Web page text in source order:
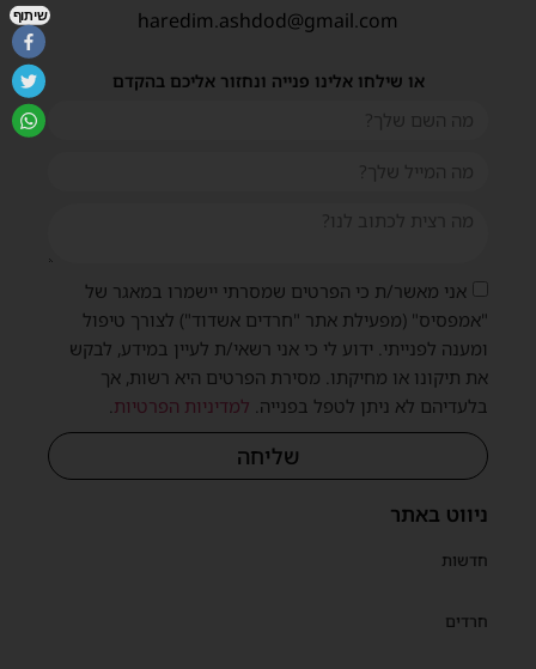
ניווט באתר
חדשות
חרדים
haredim.ashdod@gmail.com
או שילחו אלינו פנייה ונחזור אליכם בהקדם
אני מאשר/ת כי הפרטים שמסרתי יישמרו במאגר של
"אמפסיס" (מפעילת אתר "חרדים אשדוד") לצורך טיפול
ומענה לפנייתי. ידוע לי כי אני רשאי/ת לעיין במידע, לבקש
את תיקונו או מחיקתו. מסירת הפרטים היא רשות, אך
בלעדיהם לא ניתן לטפל בפנייה. למדיניות הפרטיות.
שליחה
שיתוף